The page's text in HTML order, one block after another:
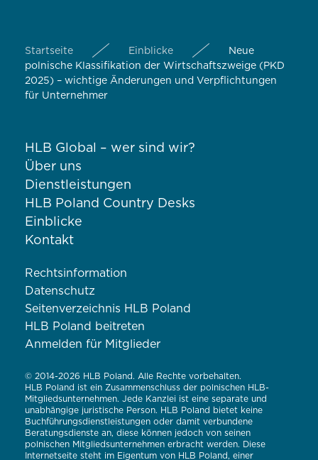
Startseite Einblicke
Neue
polnische Klassifikation der Wirtschaftszweige (PKD
2025) – wichtige Änderungen und Verpflichtungen
für Unternehmer
HLB Global – wer sind wir?
Über uns
Dienstleistungen
HLB Poland Country Desks
Einblicke
Kontakt
Rechtsinformation
Datenschutz
Seitenverzeichnis HLB Poland
HLB Poland beitreten
Anmelden für Mitglieder
© 2014-2026 HLB Poland. Alle Rechte vorbehalten.
HLB Poland ist ein Zusammenschluss der polnischen HLB-
Mitgliedsunternehmen. Jede Kanzlei ist eine separate und
unabhängige juristische Person. HLB Poland bietet keine
Buchführungsdienstleistungen oder damit verbundene
Beratungsdienste an, diese können jedoch von seinen
polnischen Mitgliedsunternehmen erbracht werden. Diese
Internetseite steht im Eigentum von HLB Poland, einer